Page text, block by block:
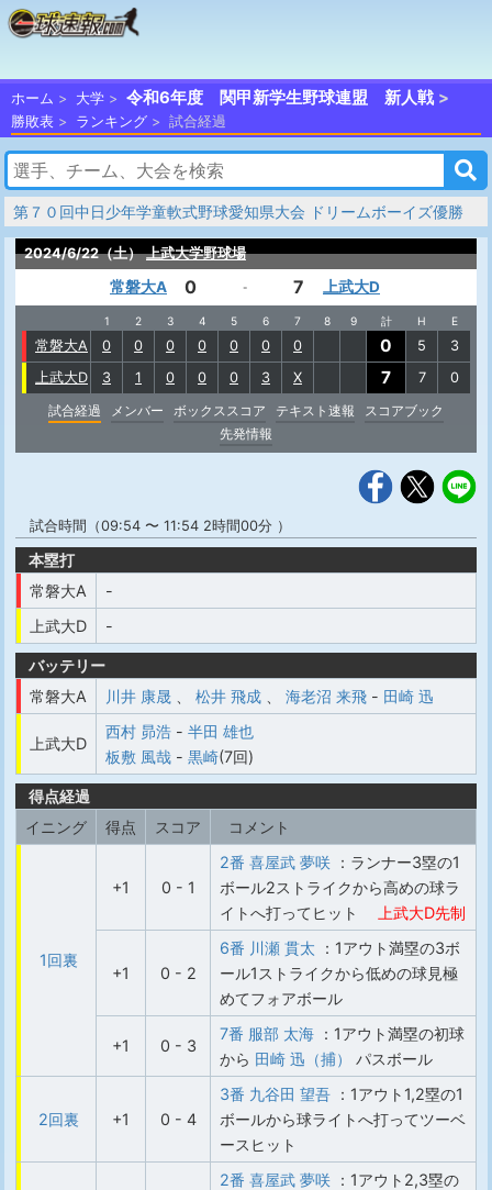
ホーム 大学 令和6年度 関甲新学生野球連盟 新人戦
勝敗表 ランキング 試合経過
第７０回中日少年学童軟式野球愛知県大会 ドリームボーイズ優勝
2024/6/22（土） 上武大学野球場
常磐大A 0 - 7 上武大D
1 2 3 4 5 6 7 8 9 計 H E
常磐大A 0 0 0 0 0 0 0 0 5
3
上武大D
3 1 0 0 0 3 X 7 7
0
試合経過
メンバー ボックススコア テキスト速報
スコアブック
先発情報
試合時間（09:54 〜 11:54 2時間00分 ）
本塁打
常磐大A
-
上武大D
-
バッテリー
常磐大A
川井 康晟 松井 飛成 海老沼 来飛 - 田崎 迅
上武大D
西村 昴浩 - 半田 雄也
板敷 風哉 - 黒崎(7回)
得点経過
イニング
得点 スコア コメント
1回裏
+1 0 - 1
2番 喜屋武 夢咲 ：ランナー3塁の1
ボール2ストライクから高めの球ラ
イトへ打ってヒット
上武大D先制
+1 0 - 2
6番 川瀬 貫太 ：1アウト満塁の3ボ
ール1ストライクから低めの球見極
めてフォアボール
+1 0 - 3
7番 服部 太海 ：1アウト満塁の初球
から 田崎 迅（捕） パスボール
2回裏 +1 0 - 4
3番 九谷田 望吾 ：1アウト1,2塁の1
ボールから球ライトへ打ってツーベ
ースヒット
2番 喜屋武 夢咲 ：1アウト2,3塁の